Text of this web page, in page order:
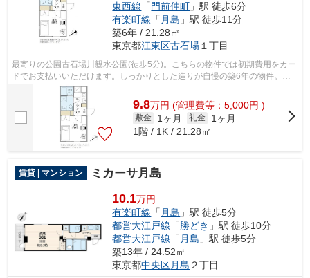
東西線 「 門前仲町 」駅 徒歩6分
有楽町線 「 月島 」駅 徒歩11分
築6年 / 21.28㎡
東京都江東区古石場１丁目
最寄りの公園古石場川親水公園(徒歩5分)。こちらの物件では初期費用をカー
ドでお支払いいただけます。しっかりとした造りが自慢の築6年の物件。敷
地内ごみ置き場があるのとないのでは...
9.8万円 (管理費等：5,000円 )
敷金 1ヶ月 礼金
1ヶ月
1階 / 1K / 21.28㎡
賃貸 | マンション ミカーサ月島
10.1万円
有楽町線 「 月島 」駅 徒歩5分
都営大江戸線 「 勝どき 」駅 徒歩10分
都営大江戸線 「 月島 」駅 徒歩5分
築13年 / 24.52㎡
東京都中央区月島 ２丁目